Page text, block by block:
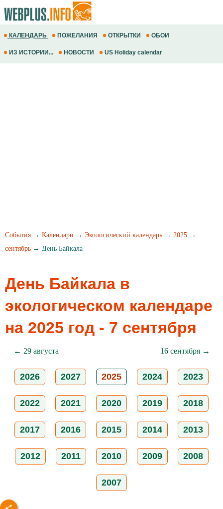
КАЛЕНДАРЬ ПОЖЕЛАНИЯ ОТКРЫТКИ ОБОИ
ИЗ ИСТОРИИ... НОВОСТИ US Holiday calendar
События → Календари → Экологический календарь → 2025 →
сентябрь → День Байкала
День Байкала в
экологическом календаре
на 2025 год - 7 сентября
← 29 августа 16 сентября →
2026 2027 2025 2024 2023
2022 2021 2020 2019 2018
2017 2016 2015 2014 2013
2012 2011 2010 2009 2008
2007